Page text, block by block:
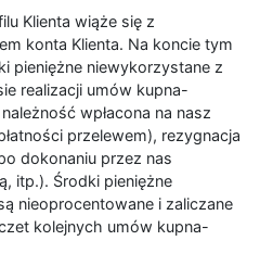
Klienta wiąże się z
konta Klienta. Na koncie tym
pieniężne niewykorzystane z
realizacji umów kupna-
wpłacona na nasz
przelewem), rezygnacja
dokonaniu przez nas
itp.). Środki pieniężne
nieoprocentowane i zaliczane
kolejnych umów kupna-